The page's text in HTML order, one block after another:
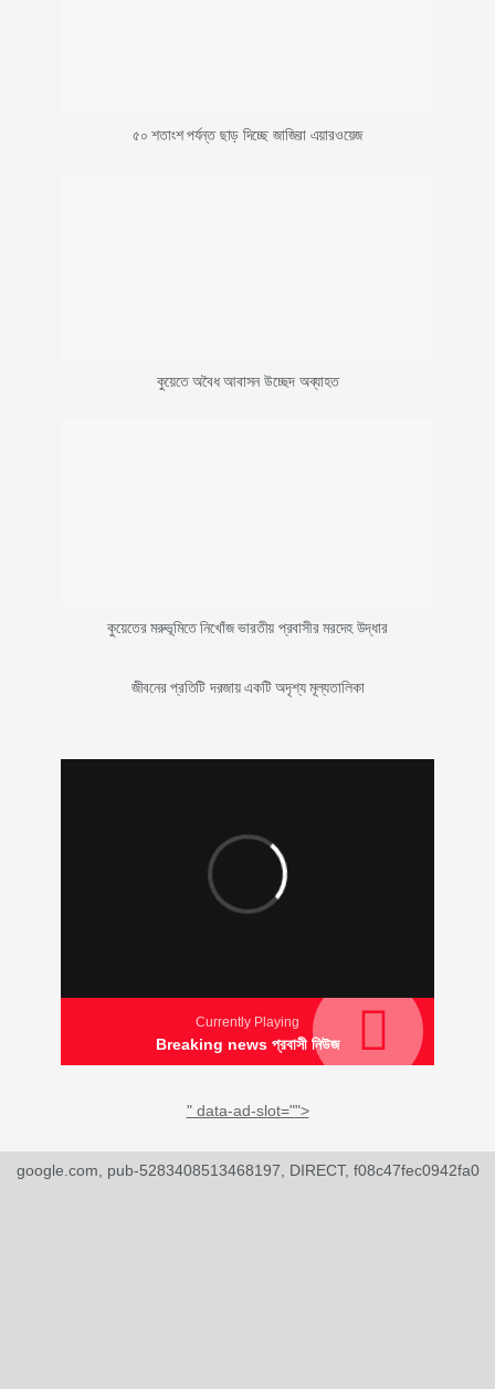
৫০ শতাংশ পর্যন্ত ছাড় দিচ্ছে জাজিরা এয়ারওয়েজ
কুয়েতে অবৈধ আবাসন উচ্ছেদ অব্যাহত
কুয়েতের মরুভূমিতে নিখোঁজ ভারতীয় প্রবাসীর মরদেহ উদ্ধার
জীবনের প্রতিটি দরজায় একটি অদৃশ্য মূল্যতালিকা
Currently Playing
Breaking news প্রবাসী নিউজ
" data-ad-slot="">
google.com, pub-5283408513468197, DIRECT, f08c47fec0942fa0